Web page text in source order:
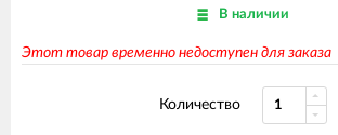
В наличии
Этот товар временно недоступен для заказа
Количество